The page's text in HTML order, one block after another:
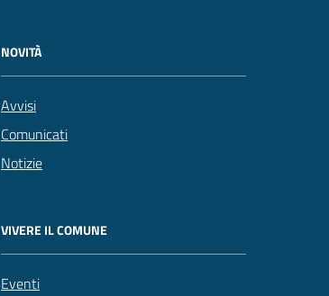
NOVITÀ
Avvisi
Comunicati
Notizie
VIVERE IL COMUNE
Eventi